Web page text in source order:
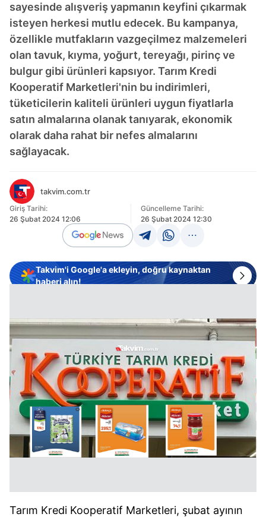
sayesinde alışveriş yapmanın keyfini çıkarmak
isteyen herkesi mutlu edecek. Bu kampanya,
özellikle mutfakların vazgeçilmez malzemeleri
olan tavuk, kıyma, yoğurt, tereyağı, pirinç ve
bulgur gibi ürünleri kapsıyor. Tarım Kredi
Kooperatif Marketleri'nin bu indirimleri,
tüketicilerin kaliteli ürünleri uygun fiyatlarla
satın almalarına olanak tanıyarak, ekonomik
olarak daha rahat bir nefes almalarını
sağlayacak.
takvim.com.tr
Giriş Tarihi:
26 Şubat 2024 12:06
Güncelleme Tarihi:
26 Şubat 2024 12:30
Takvim'i Google'a ekleyin, doğru kaynaktan
haberi alın!
Tarım Kredi Kooperatif Marketleri, şubat ayının